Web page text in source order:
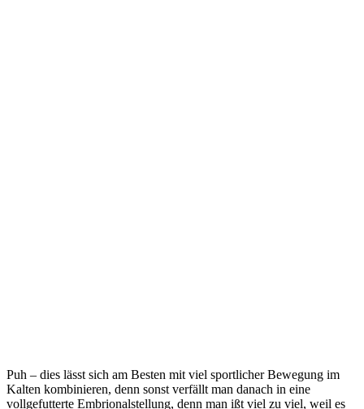
Puh – dies lässt sich am Besten mit viel sportlicher Bewegung im
Kalten kombinieren, denn sonst verfällt man danach in eine
vollgefutterte Embrionalstellung, denn man ißt viel zu viel, weil es